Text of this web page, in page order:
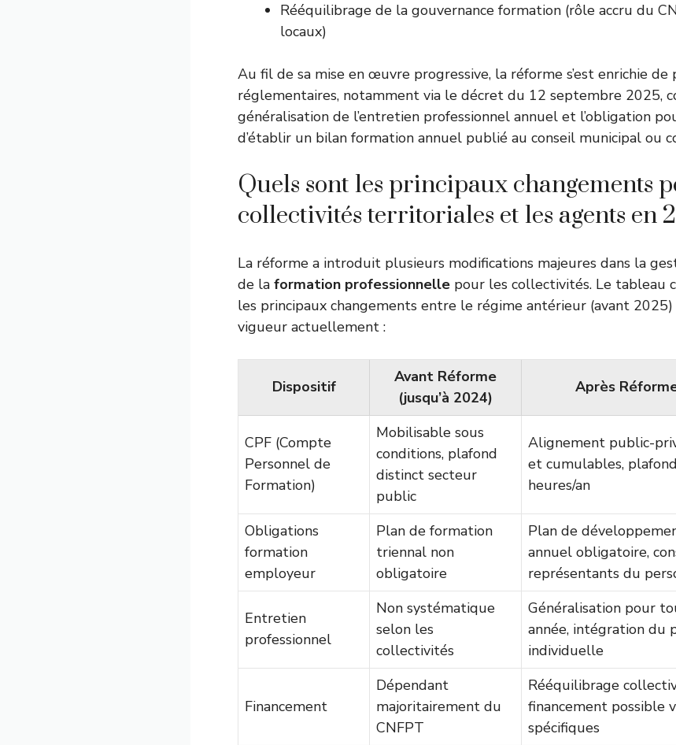
Rééquilibrage de la gouvernance formation (rôle accru du
locaux)
Au fil de sa mise en œuvre progressive, la réforme s’est enrichie de
réglementaires, notamment via le décret du 12 septembre 2025,
généralisation de l’entretien professionnel annuel et l’obligation
d’établir un bilan formation annuel publié au conseil municipal ou
Quels sont les principaux changements
collectivités territoriales et les agents en
La réforme a introduit plusieurs modifications majeures dans la
de la formation professionnelle pour les collectivités. Le tableau
les principaux changements entre le régime antérieur (avant
vigueur actuellement :
Dispositif
Avant Réforme
(jusqu’à 2024)
Après
CPF (Compte
Personnel de
Formation)
Mobilisable sous
conditions, plafond
distinct secteur
public
Alignement public-
et cumulables,
heures/an
Obligations
formation
employeur
Plan de formation
triennal non
obligatoire
Plan de
annuel obligatoire,
représentants du
Entretien
professionnel
Non systématique
selon les
collectivités
Généralisation pour
année, intégration du
individuelle
Financement
Dépendant
majoritairement du
CNFPT
Rééquilibrage
financement possible
spécifiques